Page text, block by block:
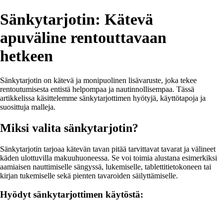
Sänkytarjotin: Kätevä
apuväline rentouttavaan
hetkeen
Sänkytarjotin on kätevä ja monipuolinen lisävaruste, joka tekee
rentoutumisesta entistä helpompaa ja nautinnollisempaa. Tässä
artikkelissa käsittelemme sänkytarjottimen hyötyjä, käyttötapoja ja
suosittuja malleja.
Miksi valita sänkytarjotin?
Sänkytarjotin tarjoaa kätevän tavan pitää tarvittavat tavarat ja välineet
käden ulottuvilla makuuhuoneessa. Se voi toimia alustana esimerkiksi
aamiaisen nauttimiselle sängyssä, lukemiselle, tablettitietokoneen tai
kirjan tukemiselle sekä pienten tavaroiden säilyttämiselle.
Hyödyt sänkytarjottimen käytöstä: